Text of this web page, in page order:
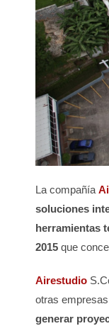
La compañía
soluciones
herramientas
2015que
Airestudio
otras
generar